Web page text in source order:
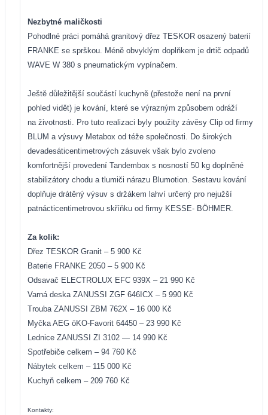
Nezbytné maličkosti
Pohodlné práci pomáhá granitový dřez TESKOR osazený baterií
FRANKE se sprškou. Méně obvyklým doplňkem je drtič odpadů
WAVE W 380 s pneumatickým vypínačem.
Ještě důležitější součástí kuchyně (přestože není na první
pohled vidět) je kování, které se výrazným způsobem odráží
na životnosti. Pro tuto realizaci byly použity závěsy Clip od firmy
BLUM a výsuvy Metabox od téže společnosti. Do širokých
devadesáticentimetrových zásuvek však bylo zvoleno
komfortnější provedení Tandembox s nosností 50 kg doplněné
stabilizátory chodu a tlumiči nárazu Blumotion. Sestavu kování
doplňuje drátěný výsuv s držákem lahví určený pro nejužší
patnácticentimetrovou skříňku od firmy KESSE- BÖHMER.
Za kolik:
Dřez TESKOR Granit – 5 900 Kč
Baterie FRANKE 2050 – 5 900 Kč
Odsavač ELECTROLUX EFC 939X – 21 990 Kč
Varná deska ZANUSSI ZGF 646ICX – 5 990 Kč
Trouba ZANUSSI ZBM 762X – 16 000 Kč
Myčka AEG öKO-Favorit 64450 – 23 990 Kč
Lednice ZANUSSI ZI 3102 — 14 990 Kč
Spotřebiče celkem – 94 760 Kč
Nábytek celkem – 115 000 Kč
Kuchyň celkem – 209 760 Kč
Kontakty: